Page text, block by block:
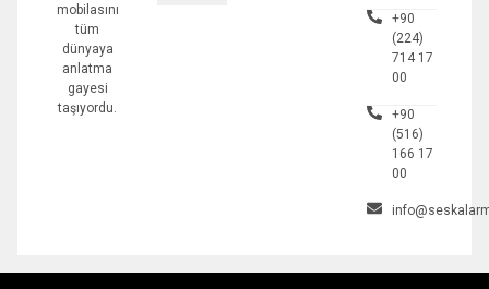
mobilasını
tüm
dünyaya
anlatma
gayesi
taşıyordu.
+90
(224)
714 17
00
+90
(516)
166 17
00